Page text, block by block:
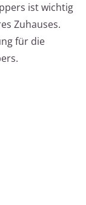
ist wichtig
Zuhauses.
für die